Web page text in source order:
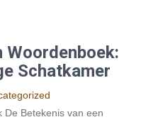
Woordenboek:
Schatkamer
De Betekenis van een